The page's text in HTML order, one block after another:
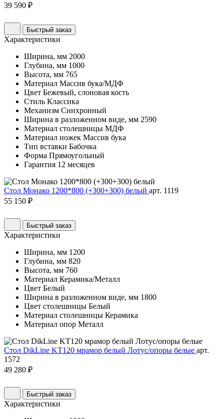
39 590 ₽
Быстрый заказ
Характеристики
Ширина, мм 2000
Глубина, мм 1000
Высота, мм 765
Материал Массив бука/МДФ
Цвет Бежевый, слоновая кость
Стиль Классика
Механизм Синхронный
Ширина в разложенном виде, мм 2590
Материал столешницы МДФ
Материал ножек Массив бука
Тип вставки Бабочка
Форма Прямоугольный
Гарантия 12 месяцев
Стол Монако 1200*800 (+300+300) белый арт. 1119
55 150 ₽
Быстрый заказ
Характеристики
Ширина, мм 1200
Глубина, мм 820
Высота, мм 760
Материал Керамика/Металл
Цвет Белый
Ширина в разложенном виде, мм 1800
Цвет столешницы Белый
Материал столешницы Керамика
Материал опор Металл
Стол DikLine KT120 мрамор белый Лотус/опоры белые арт.
1572
49 280 ₽
Быстрый заказ
Характеристики